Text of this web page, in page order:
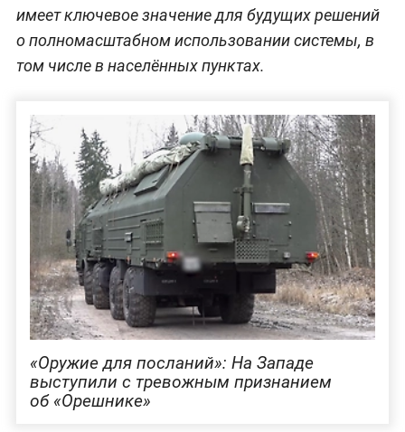
имеет ключевое значение для будущих решений
о полномасштабном использовании системы, в
том числе в населённых пунктах.
«Оружие для посланий»: На Западе
выступили с тревожным признанием
об «Орешнике»